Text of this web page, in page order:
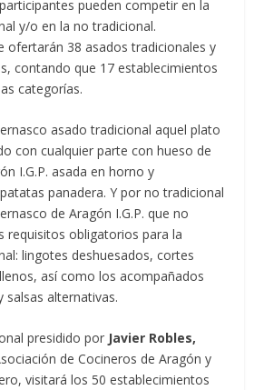
pueden competir en la
y/o en la no tradicional.
ofertarán 38 asados tradicionales y
contando que 17 establecimientos
categorías.
asado tradicional aquel plato
con cualquier parte con hueso de
I.G.P. asada en horno y
panadera. Y por no tradicional
de Aragón I.G.P. que no
requisitos obligatorios para la
lingotes deshuesados, cortes
así como los acompañados
salsas alternativas.
presidido por Javier Robles,
de Cocineros de Aragón y
visitará los 50 establecimientos